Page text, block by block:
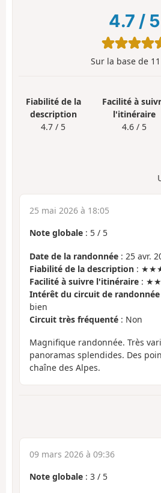
4.7 / 5
Sur la base de 11
Fiabilité de la
description
4.7 / 5
Facilité à
l'itinéraire
4.6 / 5
25 mai 2026 à 18:05
Note globale : 5 / 5
Date de la randonnée : 25 avr.
Fiabilité de la description :
Facilité à suivre l'itinéraire :
Intérêt du circuit de randonnée
bien
Circuit très fréquenté : Non
Magnifique randonnée. Très
panoramas splendides. Des
chaîne des Alpes.
09 mars 2026 à 09:36
Note globale : 3 / 5